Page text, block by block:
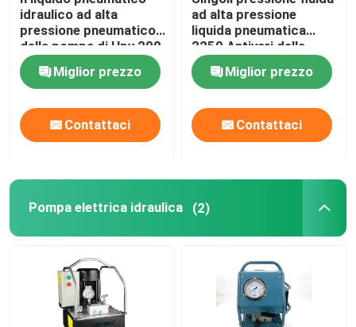
Strumenti del separatore della flangia
Elementi idraulici
Strumento del rivelatore di gas
4 componenti del motore diesel del colpo
idraulico ad alta
pressione pneumatico
della pompa di Hpv 200
pompa 1974 Antivari
Miglior prezzo
Contattaci
ad alta pressione
liquida pneumatica
2250 Antivari della
pompa di Hpv 150
Miglior prezzo
Contattaci
Pompa elettrica idraulica (2)